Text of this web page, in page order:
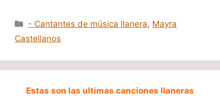
Categorías
- Cantantes de música llanera, Mayra
Castellanos
Estas son las ultimas canciones llaneras